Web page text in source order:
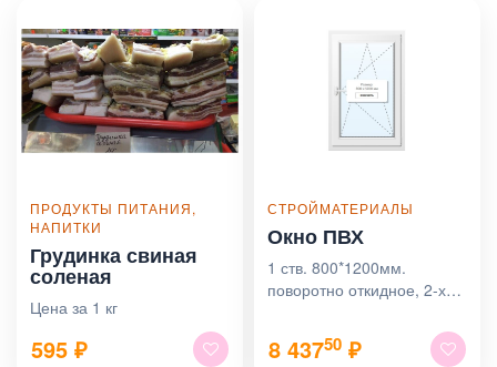
ПРОДУКТЫ ПИТАНИЯ,
НАПИТКИ
Грудинка свиная
соленая
Цена за 1 кг
595 ₽
СТРОЙМАТЕРИАЛЫ
Окно ПВХ
1 ств. 800*1200мм.
поворотно откидное, 2-х
кам. профиль
8 43750 ₽